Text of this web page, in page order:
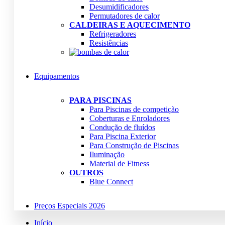
Desumidificadores
Permutadores de calor
CALDEIRAS E AQUECIMENTO
Refrigeradores
Resistências
Equipamentos
PARA PISCINAS
Para Piscinas de competição
Coberturas e Enroladores
Condução de fluídos
Para Piscina Exterior
Para Construção de Piscinas
Iluminação
Material de Fitness
OUTROS
Blue Connect
Preços Especiais 2026
Início